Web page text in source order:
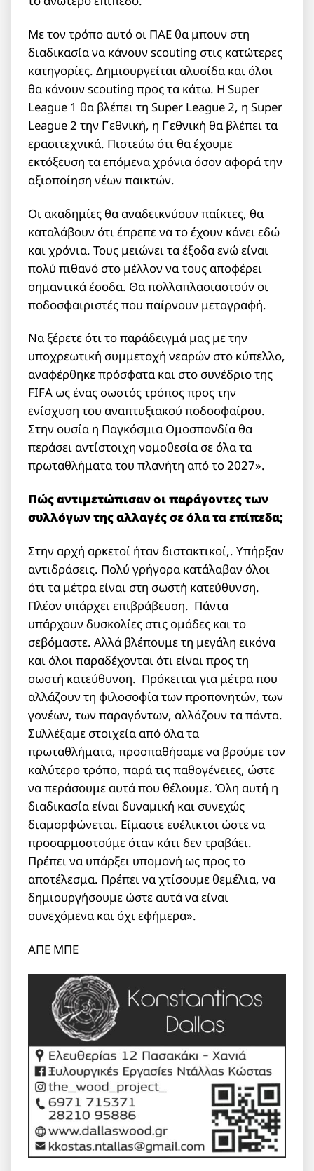
Με τον τρόπο αυτό οι ΠΑΕ θα μπουν στη
διαδικασία να κάνουν scouting στις κατώτερες
κατηγορίες. Δημιουργείται αλυσίδα και όλοι
θα κάνουν scouting προς τα κάτω. Η Super
League 1 θα βλέπει τη Super League 2, η Super
League 2 την Γ΄εθνική, η Γ΄εθνική θα βλέπει τα
ερασιτεχνικά. Πιστεύω ότι θα έχουμε
εκτόξευση τα επόμενα χρόνια όσον αφορά την
αξιοποίηση νέων παικτών.
Οι ακαδημίες θα αναδεικνύουν παίκτες, θα
καταλάβουν ότι έπρεπε να το έχουν κάνει εδώ
και χρόνια. Τους μειώνει τα έξοδα ενώ είναι
πολύ πιθανό στο μέλλον να τους αποφέρει
σημαντικά έσοδα. Θα πολλαπλασιαστούν οι
ποδοσφαιριστές που παίρνουν μεταγραφή.
Να ξέρετε ότι το παράδειγμά μας με την
υποχρεωτική συμμετοχή νεαρών στο κύπελλο,
αναφέρθηκε πρόσφατα και στο συνέδριο της
FIFA ως ένας σωστός τρόπος προς την
ενίσχυση του αναπτυξιακού ποδοσφαίρου.
Στην ουσία η Παγκόσμια Ομοσπονδία θα
περάσει αντίστοιχη νομοθεσία σε όλα τα
πρωταθλήματα του πλανήτη από το 2027».
Πώς αντιμετώπισαν οι παράγοντες των
συλλόγων της αλλαγές σε όλα τα επίπεδα;
Στην αρχή αρκετοί ήταν διστακτικοί,. Υπήρξαν
αντιδράσεις. Πολύ γρήγορα κατάλαβαν όλοι
ότι τα μέτρα είναι στη σωστή κατεύθυνση.
Πλέον υπάρχει επιβράβευση. Πάντα
υπάρχουν δυσκολίες στις ομάδες και το
σεβόμαστε. Αλλά βλέπουμε τη μεγάλη εικόνα
και όλοι παραδέχονται ότι είναι προς τη
σωστή κατεύθυνση. Πρόκειται για μέτρα που
αλλάζουν τη φιλοσοφία των προπονητών, των
γονέων, των παραγόντων, αλλάζουν τα πάντα.
Συλλέξαμε στοιχεία από όλα τα
πρωταθλήματα, προσπαθήσαμε να βρούμε τον
καλύτερο τρόπο, παρά τις παθογένειες, ώστε
να περάσουμε αυτά που θέλουμε. Όλη αυτή η
διαδικασία είναι δυναμική και συνεχώς
διαμορφώνεται. Είμαστε ευέλικτοι ώστε να
προσαρμοστούμε όταν κάτι δεν τραβάει.
Πρέπει να υπάρξει υπομονή ως προς το
αποτέλεσμα. Πρέπει να χτίσουμε θεμέλια, να
δημιουργήσουμε ώστε αυτά να είναι
συνεχόμενα και όχι εφήμερα».
ΑΠΕ ΜΠΕ